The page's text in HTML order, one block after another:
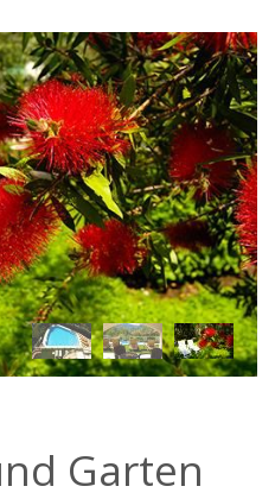
Garten